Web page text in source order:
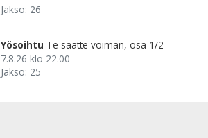
Jakso: 26
Yösoihtu Te saatte voiman, osa 1/2
7.8.26 klo 22.00
Jakso: 25